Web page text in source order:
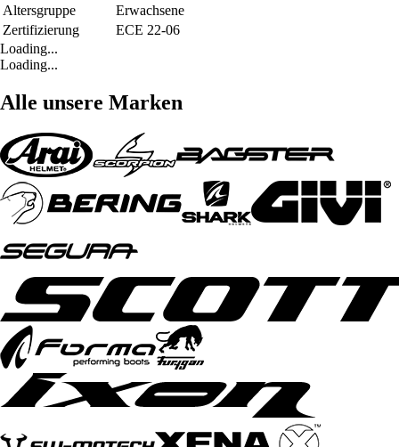
Altersgruppe
Erwachsene
Zertifizierung
ECE 22-06
Loading...
Loading...
Alle unsere Marken